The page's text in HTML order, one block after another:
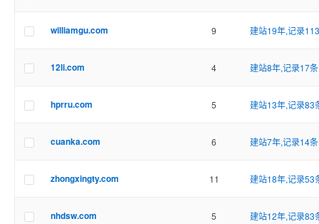
williamgu.com 9 建站19年,记录
12li.com 4 建站8年,记录17条
hprru.com 5 建站13年,记录83
cuanka.com 6 建站7年,记录14条
zhongxingty.com 11 建站18年,记录53
nhdsw.com 5 建站12年,记录83